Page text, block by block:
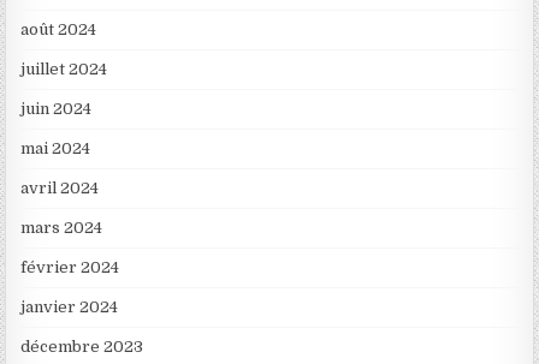
août 2024
juillet 2024
juin 2024
mai 2024
avril 2024
mars 2024
février 2024
janvier 2024
décembre 2023